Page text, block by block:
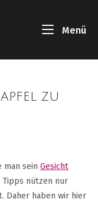
Menü
zu
sein Gesicht
nützen nur
Daher haben wir hier